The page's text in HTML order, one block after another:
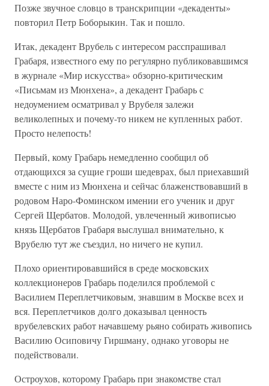
Позже звучное словцо в транскрипции «декаденты»
повторил Петр Боборыкин. Так и пошло.
Итак, декадент Врубель с интересом расспрашивал
Грабаря, известного ему по регулярно публиковавшимся
в журнале «Мир искусства» обзорно-критическим
«Письмам из Мюнхена», а декадент Грабарь с
недоумением осматривал у Врубеля залежи
великолепных и почему-то никем не купленных работ.
Просто нелепость!
Первый, кому Грабарь немедленно сообщил об
отдающихся за сущие гроши шедеврах, был приехавший
вместе с ним из Мюнхена и сейчас блаженствовавший в
родовом Наро-Фоминском имении его ученик и друг
Сергей Щербатов. Молодой, увлеченный живописью
князь Щербатов Грабаря выслушал внимательно, к
Врубелю тут же съездил, но ничего не купил.
Плохо ориентировавшийся в среде московских
коллекционеров Грабарь поделился проблемой с
Василием Переплетчиковым, знавшим в Москве всех и
вся. Переплетчиков долго доказывал ценность
врубелевских работ начавшему рьяно собирать живопись
Василию Осиповичу Гиршману, однако уговоры не
подействовали.
Остроухов, которому Грабарь при знакомстве стал